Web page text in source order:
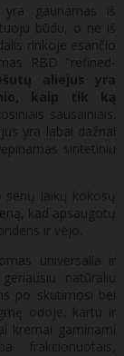
yra gaunamas iš
būdu, o ne iš
rinkoje esančio
RBD "refined-
aliejus yra
kaip tik ką
sausainiais.
yra labai dažnai
sintetiniu
laikų kokosų
kad apsaugotų
ir vėjo.
universalia ir
natūraliu
po skutimosi bei
odoje, kartu ir
kremai gaminami
frakcionuotais,